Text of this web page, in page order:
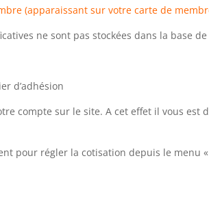
(apparaissant sur votre carte de
ne sont pas stockées dans la base
d’adhésion
compte sur le site. A cet effet il vous est
pour régler la cotisation depuis le menu